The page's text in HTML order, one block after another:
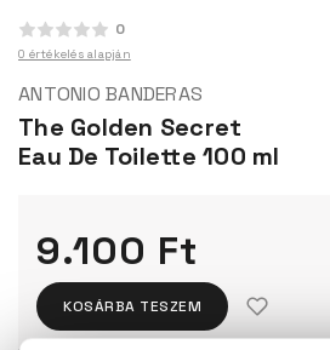
0
0 értékelés alapján
ANTONIO BANDERAS
The Golden Secret
Eau De Toilette 100 ml
9.100 Ft
KOSÁRBA TESZEM